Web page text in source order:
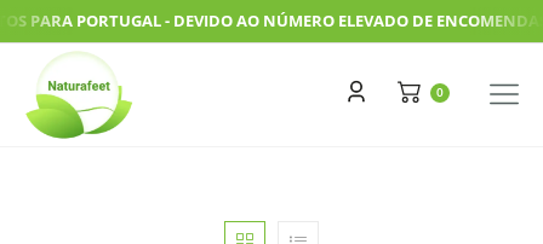
PORTUGAL - DEVIDO AO NÚMERO ELEVADO DE ENCOMENDAS,